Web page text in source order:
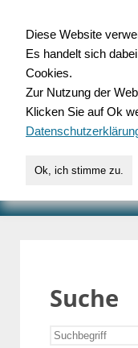
für
Suche
Diese Website
Es handelt sich
Cookies.
Zur Nutzung der
Klicken Sie auf Ok
Ok, ich stimme zu.